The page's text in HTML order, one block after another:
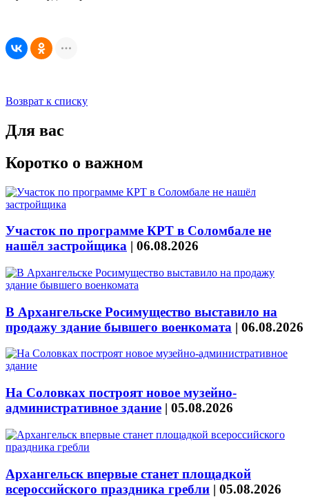
Возврат к списку
Для вас
Коротко о важном
Участок по программе КРТ в Соломбале не
нашёл застройщика | 06.08.2026
В Архангельске Росимущество выставило на
продажу здание бывшего военкомата | 06.08.2026
На Соловках построят новое музейно-
административное здание | 05.08.2026
Архангельск впервые станет площадкой
всероссийского праздника гребли | 05.08.2026